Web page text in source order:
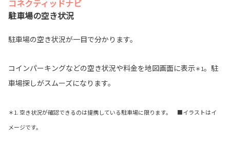
コネクティッドナビ
駐車場の空き状況
駐車場の空き状況が一目で分かります。
コインパーキングなどの空き状況や料金を地図画面に表示＊1。駐
車場探しがスムーズになります。
＊1. 空き状況が確認できるのは提携している駐車場に限ります。 ■イラストはイ
メージです。